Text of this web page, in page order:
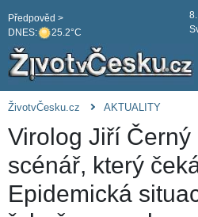
DNES: 25.2°C
Předpověd >
ŽivotvČesku.cz AKTUALITY
Virolog Jiří Černý
scénář, který
Epidemická